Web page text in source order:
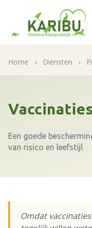
Home › Diensten ›
Een goede
van risico en leefstijl
Omdat